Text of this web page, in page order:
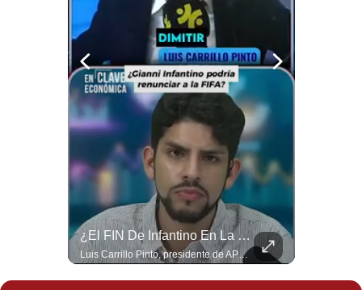
Condiciones
Privacidad
Frecuentes
¿El FIN De Infantino En La FIFA? El Grave Pronóstico Sobre Su Renuncia | #EnClaveEconómica
Luis Carrillo Pinto, presidente de APEMD pronostica meses muy difíciles para Infantino y sostiene que una mayor presión de la UEFA, junto con nuevas investigaciones periodísticas, podría llevarlo a dimitir. También menciona renuncias internas y acusaciones de que el proyecto fue impulsado por una sola persona. #GianniInfantino #FIFA #UEFA #LuisCarrilloPinto #APEMD #Futbol #NoticiasDeportivas #Mundial #Shorts 👉 Suscríbete y activa la campana para no perderte nuestro análisis diario. 🌎 Síguenos en nuestras redes sociales: 📌 Web oficial: https://gestion.pe/mundo/ 📌 LinkedIn: http://bit.ly/3HYIET0 📌 X (Twitter): http://bit.ly/4noZtX9 📌 TikTok: http://bit.ly/4evB6TO